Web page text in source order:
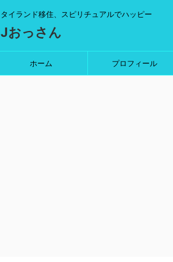
タイランド移住、スピリチュアルでハッピー
Jおっさん
ホーム プロフィール